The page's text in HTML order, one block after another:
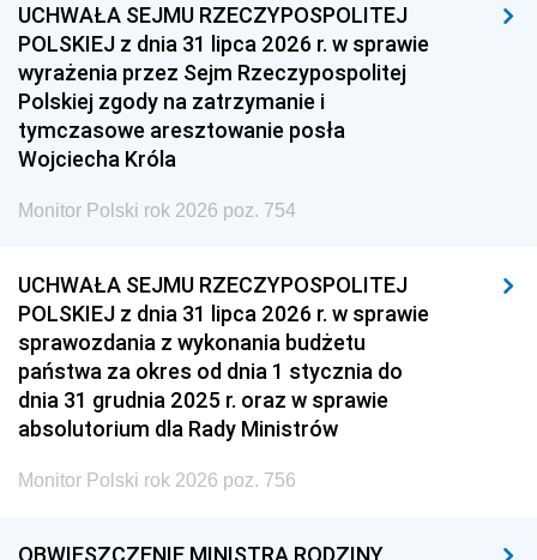
UCHWAŁA SEJMU RZECZYPOSPOLITEJ
POLSKIEJ z dnia 31 lipca 2026 r. w sprawie
wyrażenia przez Sejm Rzeczypospolitej
Polskiej zgody na zatrzymanie i
tymczasowe aresztowanie posła
Wojciecha Króla
Monitor Polski rok 2026 poz. 754
UCHWAŁA SEJMU RZECZYPOSPOLITEJ
POLSKIEJ z dnia 31 lipca 2026 r. w sprawie
sprawozdania z wykonania budżetu
państwa za okres od dnia 1 stycznia do
dnia 31 grudnia 2025 r. oraz w sprawie
absolutorium dla Rady Ministrów
Monitor Polski rok 2026 poz. 756